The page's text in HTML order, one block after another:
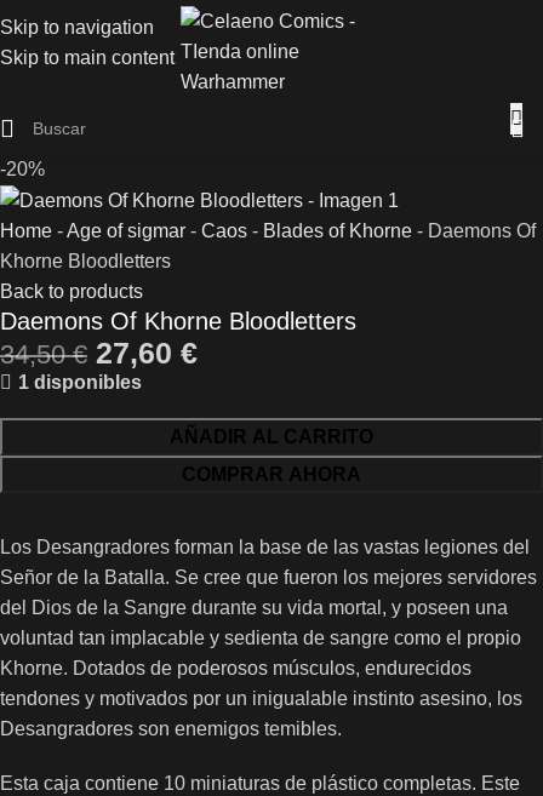
Skip to navigation
Skip to main content
-20%
Home -Age of sigmar - Caos - Blades of Khorne - Daemons Of
Khorne Bloodletters
Back to products
Daemons Of Khorne Bloodletters
34,50€ 27,60 €
1 disponibles
AÑADIR AL CARRITO
COMPRAR AHORA
Los Desangradores forman la base de las vastas legiones del
Señor de la Batalla. Se cree que fueron los mejores servidores
del Dios de la Sangre durante su vida mortal, y poseen una
voluntad tan implacable y sedienta de sangre como el propio
Khorne. Dotados de poderosos músculos, endurecidos
tendones y motivados por un inigualable instinto asesino, los
Desangradores son enemigos temibles.
Esta caja contiene 10 miniaturas de plástico completas. Este